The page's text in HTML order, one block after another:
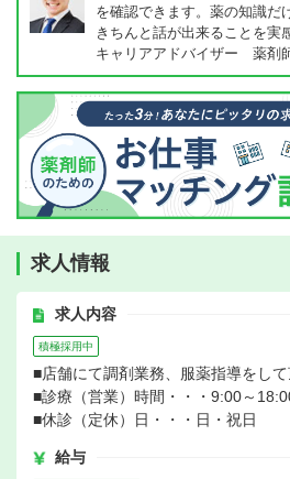
を確認できます。薬の知識だ
きちんと話が出来ることを実
キャリアアドバイザー 薬剤
求人情報
求人内容
積極採用中
■店舗にて調剤業務、服薬指導をして
■診療（営業）時間・・・9:00～
■休診（定休）日・・・日・祝日
給与